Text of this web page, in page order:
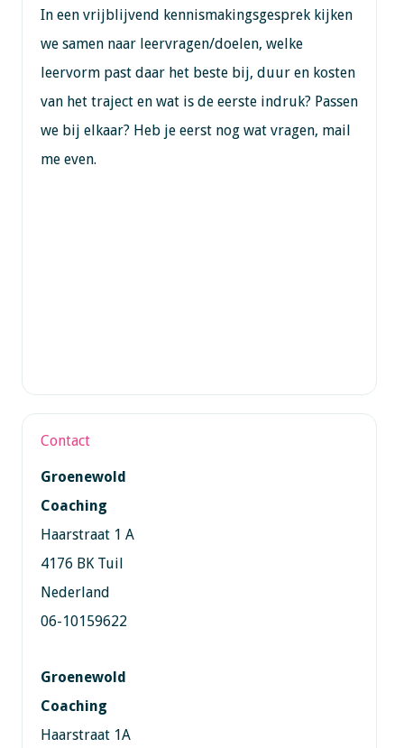
In een vrijblijvend kennismakingsgesprek kijken
we samen naar leervragen/doelen, welke
leervorm past daar het beste bij, duur en kosten
van het traject en wat is de eerste indruk? Passen
we bij elkaar? Heb je eerst nog wat vragen, mail
me even.
Contact
Groenewold
Coaching
Haarstraat 1 A
4176 BK Tuil
Nederland
06-10159622
Groenewold
Coaching
Haarstraat 1A